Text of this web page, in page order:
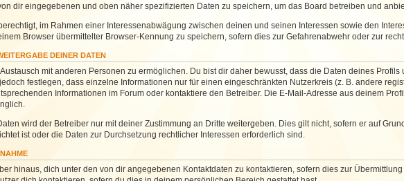
dir eingegebenen und oben näher spezifizierten Daten zu speichern, um das Board betreiben und
im Rahmen einer Interessenabwägung zwischen deinen und seinen Interessen sowie den
Browser übermittelter Browser-Kennung zu speichern, sofern dies zur Gefahrenabwehr oder zur
DEINER DATEN
mit anderen Personen zu ermöglichen. Du bist dir daher bewusst, dass die Daten deines
festlegen, dass einzelne Informationen nur für einen eingeschränkten Nutzerkreis (z. B. andere
Informationen im Forum oder kontaktiere den Betreiber. Die E-Mail-Adresse aus deinem
wird der Betreiber nur mit deiner Zustimmung an Dritte weitergeben. Dies gilt nicht, sofern er auf
ist oder die Daten zur Durchsetzung rechtlicher Interessen erforderlich sind.
hinaus, dich unter den von dir angegebenen Kontaktdaten zu kontaktieren, sofern dies zur